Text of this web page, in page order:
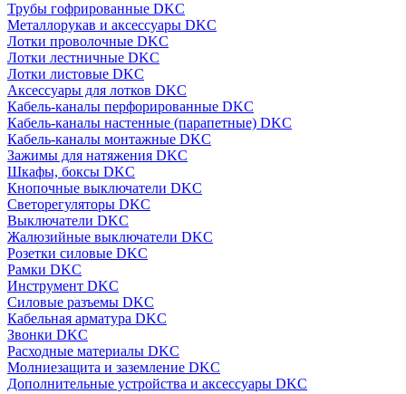
Трубы гофрированные DKC
Металлорукав и аксессуары DKC
Лотки проволочные DKC
Лотки лестничные DKC
Лотки листовые DKC
Аксессуары для лотков DKC
Кабель-каналы перфорированные DKC
Кабель-каналы настенные (парапетные) DKC
Кабель-каналы монтажные DKC
Зажимы для натяжения DKC
Шкафы, боксы DKC
Кнопочные выключатели DKC
Светорегуляторы DKC
Выключатели DKC
Жалюзийные выключатели DKC
Розетки силовые DKC
Рамки DKC
Инструмент DKC
Силовые разъемы DKC
Кабельная арматура DKC
Звонки DKC
Расходные материалы DKC
Молниезащита и заземление DKC
Дополнительные устройства и аксессуары DKC